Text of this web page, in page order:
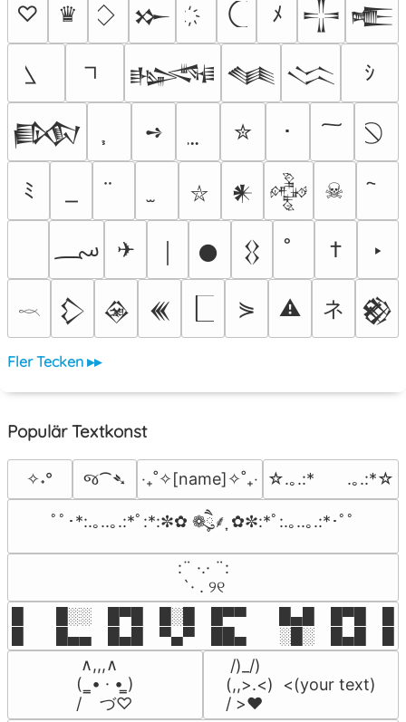
♡ ♛ 𒁍 ﾒ 𒋲 𒍫
𒈙 𒈝 𒈱 ｼ
𒁃 ➺ ✮ ･
ﾐ ⛥ 𒀭 𒅒 ☠
؄ ✈ 𒊹 𒌐 † ‣
𓎖 𒁷 𒊲 𒌍 ⋟ ⚠ ネ 𒆙
Fler Tecken ▸▸
Populär Textkonst
✧˖° જ⁀➴ ‎‧₊˚✧[name]✧˚₊‧ ☆.｡.:*　　.｡.:*☆
ﾟﾟ･*:.｡..｡.:*ﾟ:*:✼✿ ❁ཻུ۪۪⸙͎ ✿✼:*ﾟ:.｡..｡.:*･ﾟﾟ
⠀:¨ ·.· ¨:⠀
⠀ `· . ୨୧⠀
█  █░░ █▀█ █░█ █▀▀  █▄█ █▀█
█  █▄▄ █▄█ ▀▄▀ ██▄  ░█░ █▄█
∧,,,∧
(  ̳• · • ̳)
/    づ♡
/)_/)
(,,>.<)  <(your text)
/ >❤️